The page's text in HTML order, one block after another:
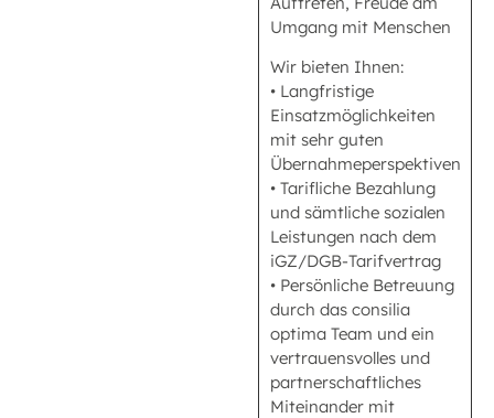
Umgang mit Menschen
Wir bieten Ihnen:
• Langfristige
Einsatzmöglichkeiten
mit sehr guten
Übernahmeperspektiven
• Tarifliche Bezahlung
und sämtliche sozialen
Leistungen nach dem
iGZ/DGB-Tarifvertrag
• Persönliche Betreuung
durch das consilia
optima Team und ein
vertrauensvolles und
partnerschaftliches
Miteinander mit